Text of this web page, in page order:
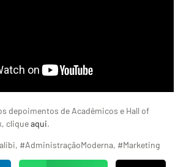
depoimentos de Acadêmicos e Hall of
cliqueaqui.
#AdministraçãoModerna, #Marketing